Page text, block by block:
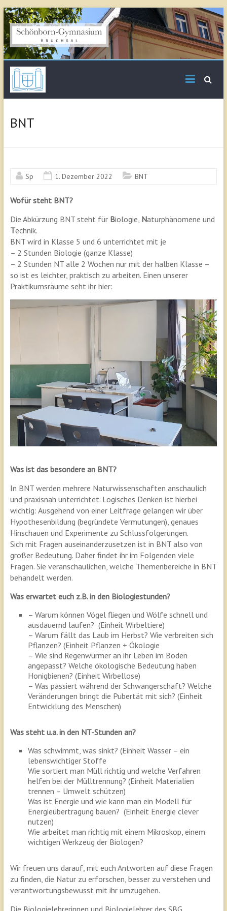
Skip
to
content
Gymnasium Bruchsal
BNT
Sp 1. Dezember 2022 BNT
Wofür steht BNT?
Die Abkürzung BNT steht für Biologie, Naturphänomene und
Technik.
BNT wird in Klasse 5 und 6 unterrichtet mit je
– 2 Stunden Biologie (ganze Klasse)
– 2 Stunden NT alle 2 Wochen nur mit der halben Klasse –
so ist es leichter, praktisch zu arbeiten. Einen unserer
Praktikumsräume seht ihr hier:
Was ist das besondere an BNT?
In BNT werden mehrere Naturwissenschaften anschaulich
und praxisnah unterrichtet. Logisches Denken ist hierbei
wichtig: Ausgehend von einer Leitfrage gelangen wir über
Hypothesenbildung (begründete Vermutungen), genaues
Hinschauen und Experimente zu Schlussfolgerungen.
Sich mit Fragen auseinanderzusetzen ist in BNT also von
großer Bedeutung. Daher findet ihr im Folgenden viele
Fragen. Sie veranschaulichen, welche Themenbereiche in BNT
behandelt werden.
Was erwartet euch z.B. in den Biologiestunden?
– Warum können Vögel fliegen und Wölfe schnell und
ausdauernd laufen? (Einheit Wirbeltiere)
– Warum fällt das Laub im Herbst? Wie verbreiten sich
Pflanzen? (Einheit Pflanzen + Ökologie
– Wie sind Regenwürmer an ihr Leben im Boden
angepasst? Welche ökologische Bedeutung haben
Honigbienen? (Einheit Wirbellose)
– Was passiert während der Schwangerschaft? Welche
Veränderungen bringt die Pubertät mit sich? (Einheit
Entwicklung des Menschen)
Was steht u.a. in den NT-Stunden an?
Was schwimmt, was sinkt? (Einheit Wasser – ein
lebenswichtiger Stoffe
Wie sortiert man Müll richtig und welche Verfahren
helfen bei der Mülltrennung? (Einheit Materialien
trennen – Umwelt schützen)
Was ist Energie und wie kann man ein Modell für
Energieübertragung bauen? (Einheit Energie clever
nutzen)
Wie arbeitet man richtig mit einem Mikroskop, einem
wichtigen Werkzeug der Biologen?
Wir freuen uns darauf, mit euch Antworten auf diese Fragen
zu finden, die Natur zu erforschen, besser zu verstehen und
verantwortungsbewusst mit ihr umzugehen.